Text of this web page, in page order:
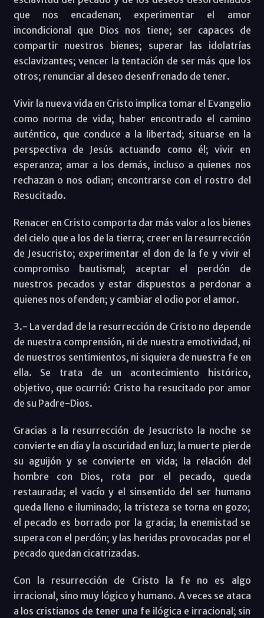
que nos encadenan; experimentar el amor
incondicional que Dios nos tiene; ser capaces de
compartir nuestros bienes; superar las idolatrías
esclavizantes; vencer la tentación de ser más que los
otros; renunciar al deseo desenfrenado de tener.
Vivir la nueva vida en Cristo implica tomar el Evangelio
como norma de vida; haber encontrado el camino
auténtico, que conduce a la libertad; situarse en la
perspectiva de Jesús actuando como él; vivir en
esperanza; amar a los demás, incluso a quienes nos
rechazan o nos odian; encontrarse con el rostro del
Resucitado.
Renacer en Cristo comporta dar más valor a los bienes
del cielo que a los de la tierra; creer en la resurrección
de Jesucristo; experimentar el don de la fe y vivir el
compromiso bautismal; aceptar el perdón de
nuestros pecados y estar dispuestos a perdonar a
quienes nos ofenden; y cambiar el odio por el amor.
3.- La verdad de la resurrección de Cristo no depende
de nuestra comprensión, ni de nuestra emotividad, ni
de nuestros sentimientos, ni siquiera de nuestra fe en
ella. Se trata de un acontecimiento histórico,
objetivo, que ocurrió: Cristo ha resucitado por amor
de su Padre-Dios.
Gracias a la resurrección de Jesucristo la noche se
convierte en día y la oscuridad en luz; la muerte pierde
su aguijón y se convierte en vida; la relación del
hombre con Dios, rota por el pecado, queda
restaurada; el vacío y el sinsentido del ser humano
queda lleno e iluminado; la tristeza se torna en gozo;
el pecado es borrado por la gracia; la enemistad se
supera con el perdón; y las heridas provocadas por el
pecado quedan cicatrizadas.
Con la resurrección de Cristo la fe no es algo
irracional, sino muy lógico y humano. A veces se ataca
a los cristianos de tener una fe ilógica e irracional; sin